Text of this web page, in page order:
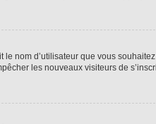
nom d’utilisateur que vous
les nouveaux visiteurs de